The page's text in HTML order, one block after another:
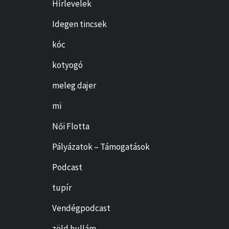
Hírlevelek
Idegen tincsek
kóc
kotyogó
meleg dajer
mi
Női Flotta
Pályázatok – Támogatások
Podcast
tupír
Vendégpodcast